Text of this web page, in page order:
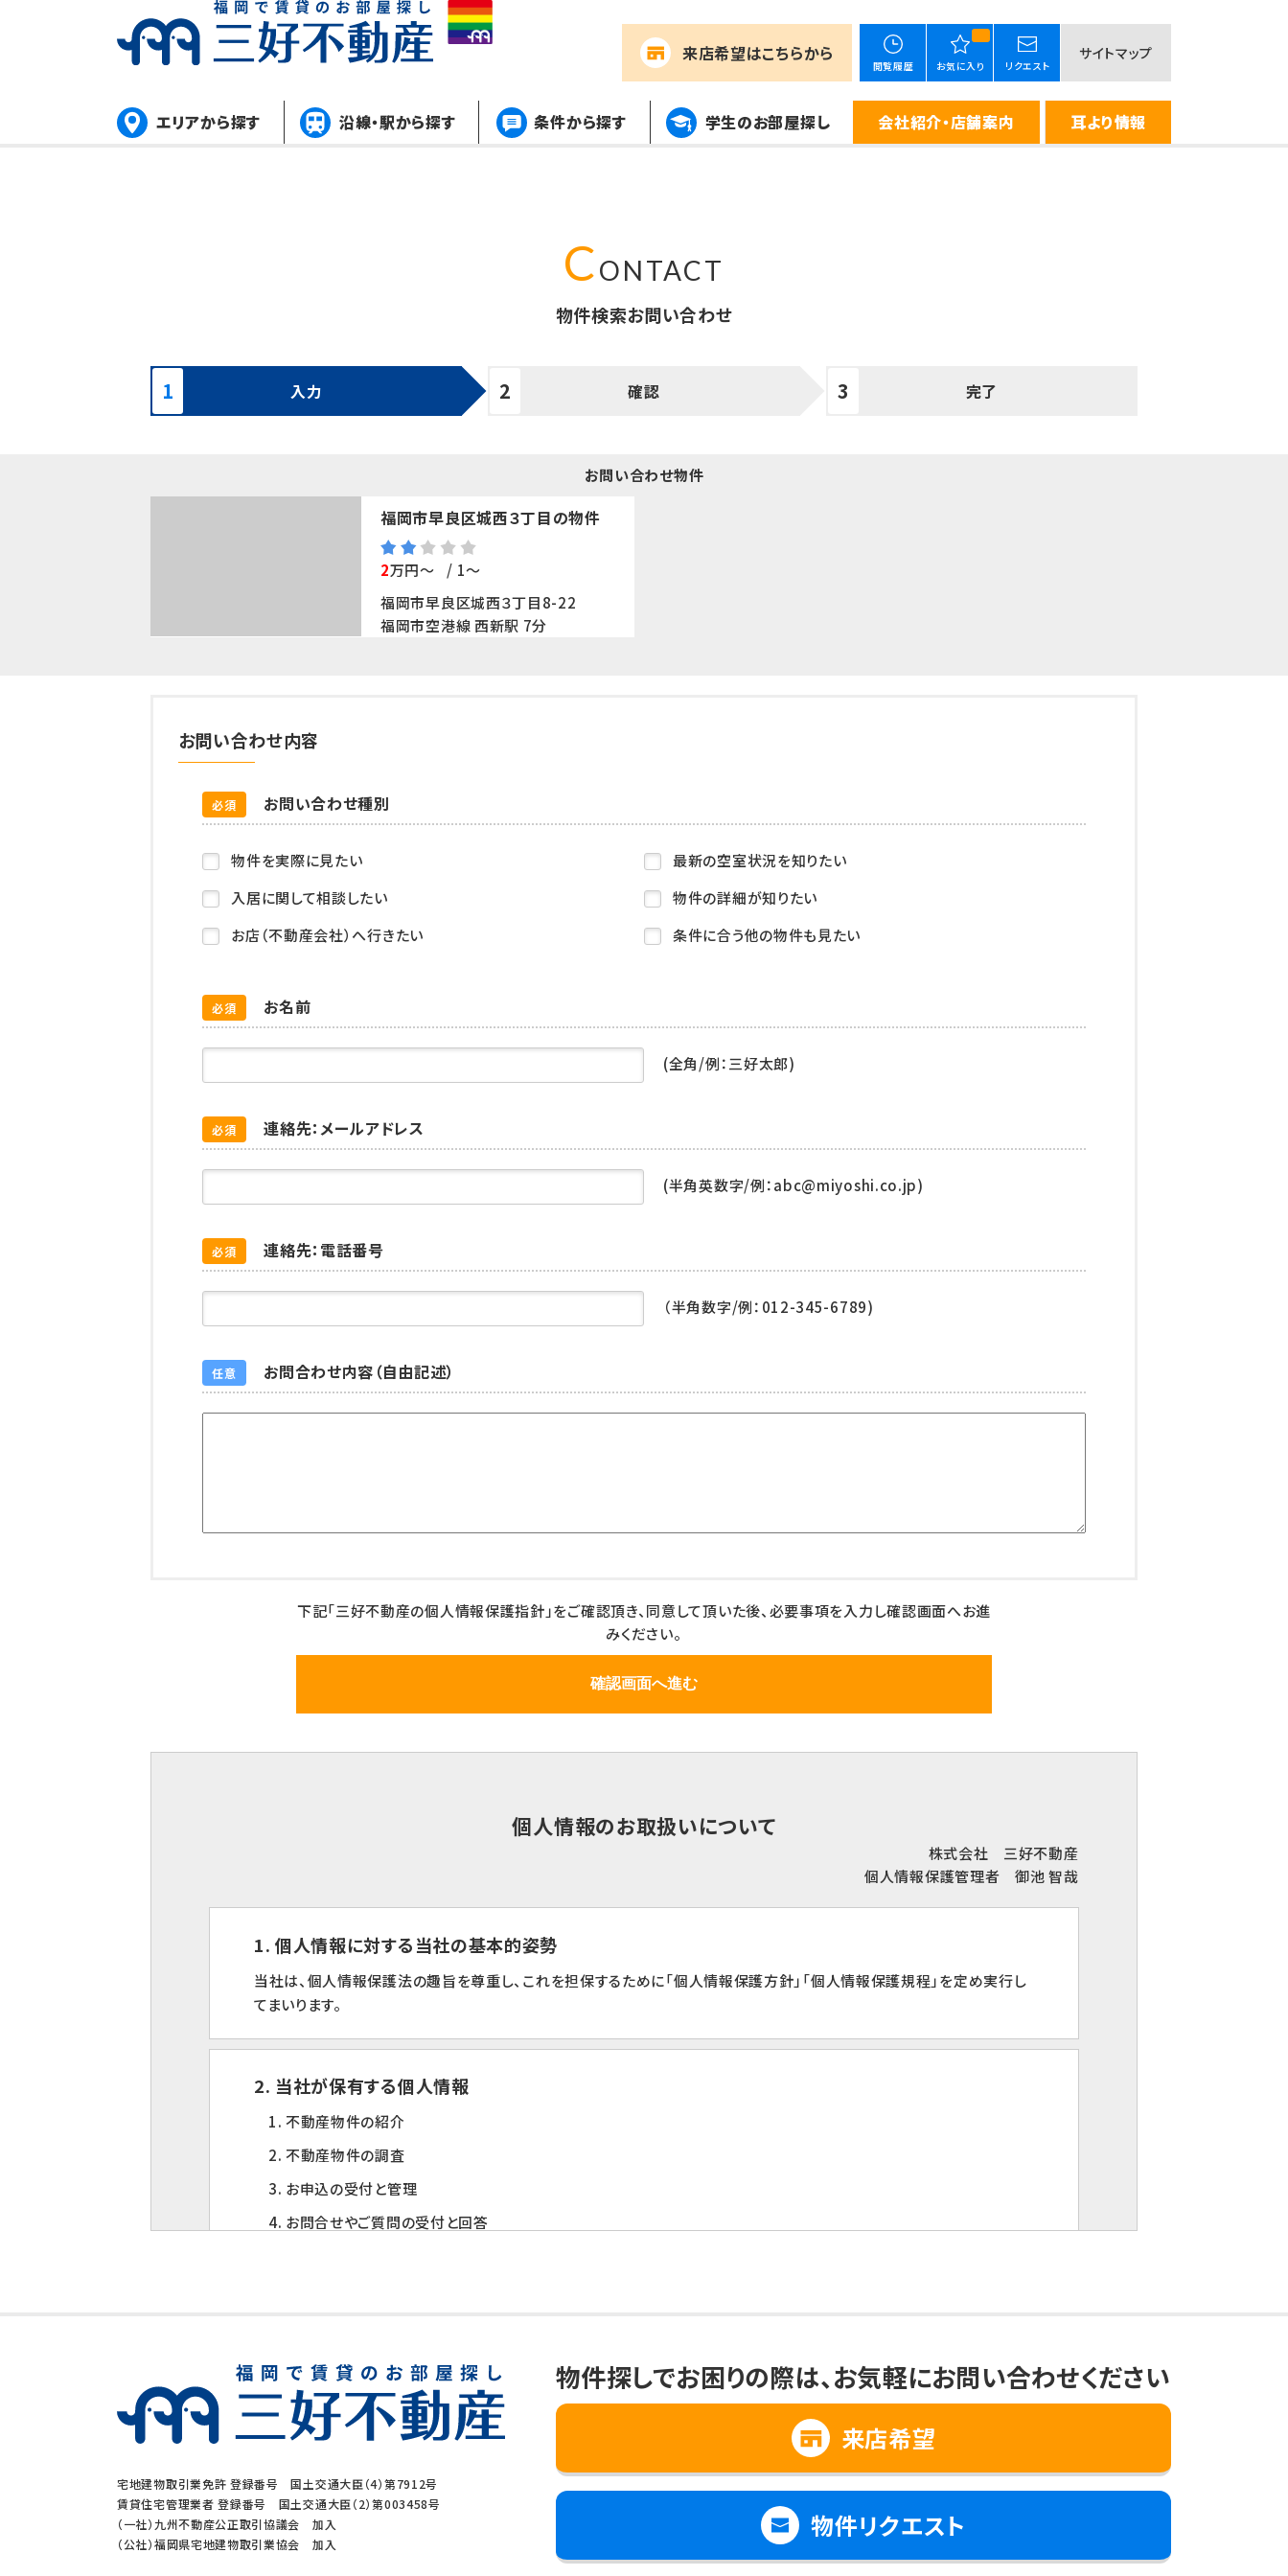
来店希望はこちらから
閲覧履歴 お気に入り リクエスト
サイトマップ
エリアから探す 沿線・駅から探す 条件から探す 学生のお部屋探し 会社紹介・店舗案内 耳より情報
物件検索お問い合わせ
入力 確認 完了
お問い合わせ物件
福岡市早良区城西３丁目の物件
2万円～
/ 1～
福岡市早良区城西３丁目8-22
福岡市空港線 西新駅 7分
お問い合わせ内容
お問い合わせ種別
必須
物件を実際に見たい
最新の空室状況を知りたい
入居に関して相談したい
物件の詳細が知りたい
お店（不動産会社）へ行きたい
条件に合う他の物件も見たい
お名前
必須
(全角/例：三好太郎)
連絡先：メールアドレス
必須
(半角英数字/例：abc@miyoshi.co.jp)
連絡先：電話番号
必須
（半角数字/例：012-345-6789)
お問合わせ内容（自由記述）
任意
下記「三好不動産の個人情報保護指針」をご確認頂き、同意して頂いた後、必要事項を入力し確認画面へお進
みください。
個人情報のお取扱いについて
株式会社 三好不動産
個人情報保護管理者 御池 智哉
1. 個人情報に対する当社の基本的姿勢
当社は、個人情報保護法の趣旨を尊重し、これを担保するために「個人情報保護方針」「個人情報保護規程」を定め実行し
てまいります。
2. 当社が保有する個人情報
1. 不動産物件の紹介
2. 不動産物件の調査
3. お申込の受付と管理
4. お問合せやご質問の受付と回答
3. 個人情報の第三者への提供について
当社は、下記の場合を除いて個人情報を第三者に提供することはありません。
1. ご本人の同意がある場合
3. 利用目的の範囲内で個人情報の取扱いの全部又は一部を委託する場合
4. 人の生命、身体又は財産の保護のために必要で、ご本人の同意を得ることが難しいとき
5. 公衆衛生の向上、児童の健全な育成のために必要で、ご本人の同意を得ることが難しいとき
宅地建物取引業免許 登録番号 国土交通大臣（4）第7912号
賃貸住宅管理業者 登録番号 国土交通大臣（2）第003458号
（一社）九州不動産公正取引協議会 加入
（公社）福岡県宅地建物取引業協会 加入
物件探しでお困りの際は、お気軽にお問い合わせください
来店希望
物件リクエスト